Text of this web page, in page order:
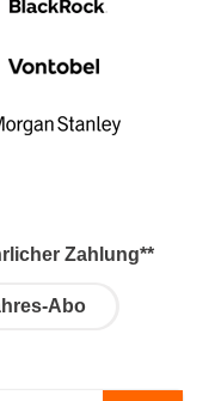
Zahlung**
Abo